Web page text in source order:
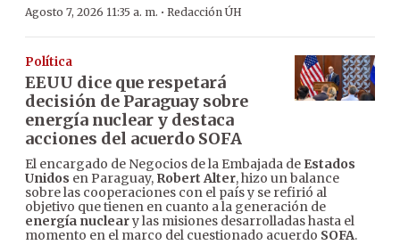
Agosto 7, 2026 11:35 a. m. · Redacción ÚH
Política
EEUU dice que respetará
decisión de Paraguay sobre
energía nuclear y destaca
acciones del acuerdo SOFA
El encargado de Negocios de la Embajada de Estados
Unidos en Paraguay, Robert Alter, hizo un balance
sobre las cooperaciones con el país y se refirió al
objetivo que tienen en cuanto a la generación de
energía nucleary las misiones desarrolladas hasta el
momento en el marco del cuestionado acuerdo SOFA.